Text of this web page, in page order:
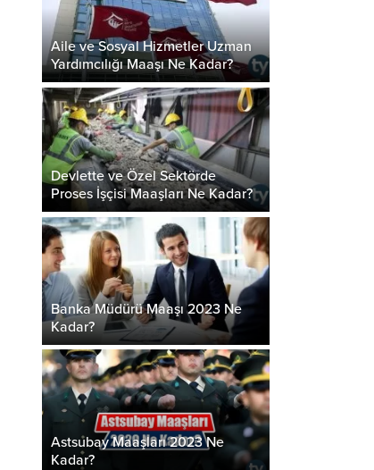
Aile ve Sosyal Hizmetler Uzman
Yardımcılığı Maaşı Ne Kadar?
Devlette ve Özel Sektörde
Proses İşçisi Maaşları Ne Kadar?
Banka Müdürü Maaşı 2023 Ne
Kadar?
Astsubay Maaşları 2023 Ne
Kadar?